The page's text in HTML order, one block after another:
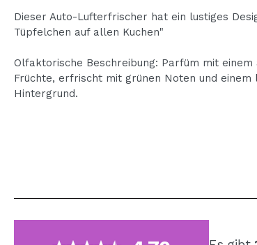
Dieser Auto-Lufterfrischer hat ein lustiges
Tüpfelchen auf allen Kuchen"
Olfaktorische Beschreibung: Parfüm mit
Früchte, erfrischt mit grünen Noten und einem
Hintergrund.